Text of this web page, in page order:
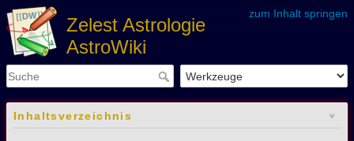
zum Inhalt springen
Zelest Astrologie
AstroWiki
Inhaltsverzeichnis